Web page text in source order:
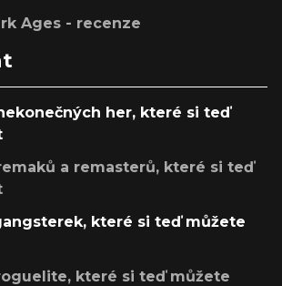
Ages - recenze
her, které si teď
a remasterů, které si teď
které si teď můžete
které si teď můžete